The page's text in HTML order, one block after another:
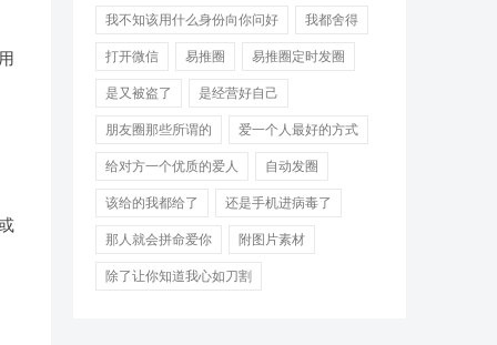
我不知该用什么身份向你问好 我都舍得
打开微信 易推圈 易推圈定时发圈
是又被盗了 是经营好自己
朋友圈那些所谓的 爱一个人最好的方式
给对方一个优质的爱人 自动发圈
该给的我都给了 还是手机进病毒了
那人就会拼命爱你 附图片素材
除了让你知道我心如刀割